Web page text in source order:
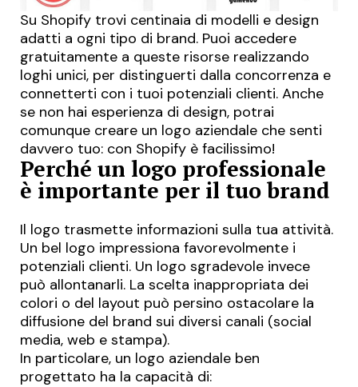
Su Shopify trovi centinaia di modelli e design
adatti a ogni tipo di brand. Puoi accedere
gratuitamente a queste risorse realizzando
loghi unici, per distinguerti dalla concorrenza e
connetterti con i tuoi potenziali clienti. Anche
se non hai esperienza di design, potrai
comunque creare un logo aziendale che senti
davvero tuo: con Shopify è facilissimo!
Perché un logo professionale
è importante per il tuo brand
Il logo trasmette informazioni sulla tua attività.
Un bel logo impressiona favorevolmente i
potenziali clienti. Un logo sgradevole invece
può allontanarli. La scelta inappropriata dei
colori o del layout può persino ostacolare la
diffusione del brand sui diversi canali (social
media, web e stampa).
In particolare, un logo aziendale ben
progettato ha la capacità di: